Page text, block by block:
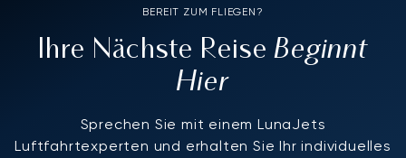
BEREIT ZUM FLIEGEN?
Ihre Nächste ReiseBeginnt
Hier
Sprechen Sie mit einem LunaJets
Luftfahrtexperten und erhalten Sie Ihr individuelles